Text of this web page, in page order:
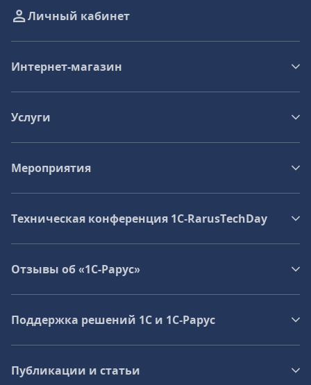
Личный кабинет
Интернет-магазин
Услуги
Мероприятия
Техническая конференция 1C‑RarusTechDay
Отзывы об «1С-Рарус»
Поддержка решений 1С и 1С‑Рарус
Публикации и статьи